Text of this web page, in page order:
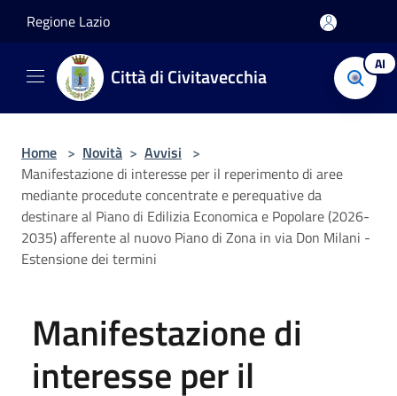
Regione Lazio
Città di Civitavecchia AI
Home > Novità > Avvisi >
Manifestazione di interesse per il reperimento di aree
mediante procedute concentrate e perequative da
destinare al Piano di Edilizia Economica e Popolare (2026-
2035) afferente al nuovo Piano di Zona in via Don Milani -
Estensione dei termini
Manifestazione di
interesse per il